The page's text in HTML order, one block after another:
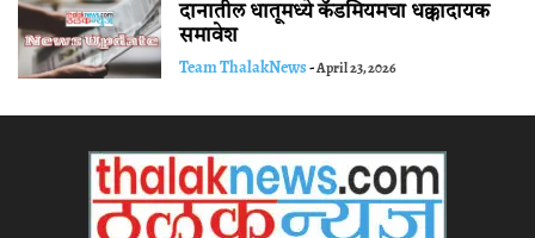
दानातील धातूमध्ये कॅडमियमचा धक्कादायक
समावेश
Team ThalakNews-April 23, 2026